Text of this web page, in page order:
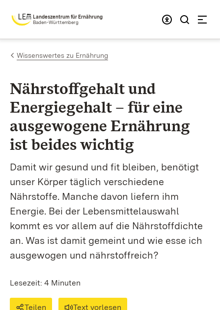
Zum Inhalt springen
Landeszentrum für Ernährung
Baden-Württemberg
Wissenswertes zu Ernährung
Nährstoff­gehalt und
Energie­gehalt – für eine
aus­gewogene Ernährung
ist beides wichtig
Damit wir gesund und fit bleiben, benötigt
unser Körper täglich verschiedene
Nährstoffe. Manche davon liefern ihm
Energie. Bei der Lebensmittelauswahl
kommt es vor allem auf die Nährstoffdichte
an. Was ist damit gemeint und wie esse ich
ausgewogen und nährstoffreich?
Lesezeit: 4 Minuten
Teilen Text vorlesen